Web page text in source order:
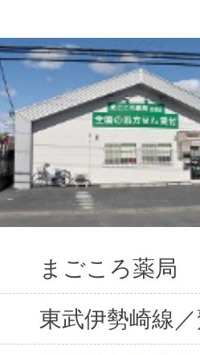
まごころ薬局
東武伊勢崎線